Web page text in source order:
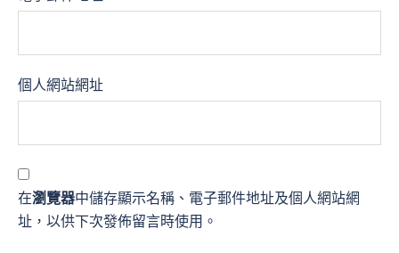
個人網站網址
在瀏覽器中儲存顯示名稱、電子郵件地址及個人網站網
址，以供下次發佈留言時使用。